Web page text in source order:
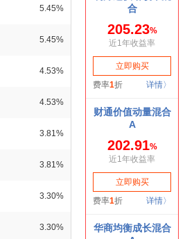
5.45%
5.45%
4.53%
4.53%
3.81%
3.81%
3.30%
3.30%